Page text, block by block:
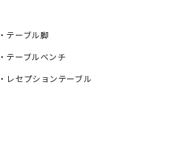
・テーブル脚
・テーブルベンチ
・レセプションテーブル